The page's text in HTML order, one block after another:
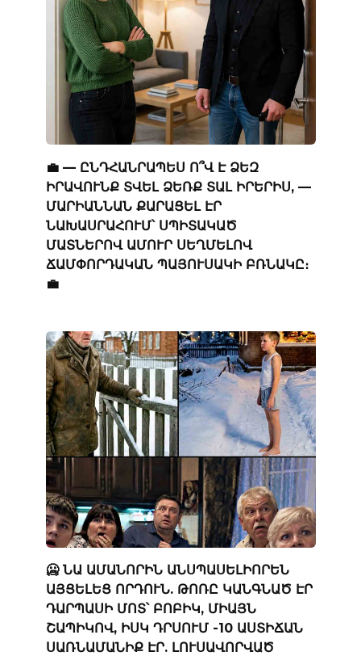
💼 — ԸՆԴՀԱՆՐԱՊԵՍ Ո՞Վ Է ՁԵԶ
ԻՐԱՎՈՒՆՔ ՏՎԵԼ ՁԵՌՔ ՏԱԼ ԻՐԵՐԻՍ, —
ՄԱՐԻԱՆՆԱՆ ՔԱՐԱՑԵԼ ԷՐ
ՆԱԽԱՍՐԱՀՈՒՄ՝ ՍՊԻՏԱԿԱԾ
ՄԱՏՆԵՐՈՎ ԱՄՈՒՐ ՍԵՂՄԵԼՈՎ
ՃԱՄՓՈՐԴԱԿԱՆ ՊԱՅՈՒՍԱԿԻ ԲՌՆԱԿԸ։
💼
🥶 ՆԱ ԱՄԱՆՈՐԻՆ ԱՆՍՊԱՍԵԼԻՈՐԵՆ
ԱՅՑԵԼԵՑ ՈՐԴՈՒՆ. ԹՈՌԸ ԿԱՆԳՆԱԾ ԷՐ
ԴԱՐՊԱՍԻ ՄՈՏ՝ ԲՈԲԻԿ, ՄԻԱՅՆ
ՇԱՊԻԿՈՎ, ԻՍԿ ԴՐՍՈՒՄ -10 ԱՍՏԻՃԱՆ
ՍԱՌՆԱՄԱՆԻՔ ԷՐ. ԼՈՒՍԱՎՈՐՎԱԾ